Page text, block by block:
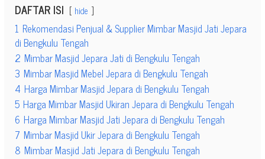
DAFTAR ISI hide
1 Rekomendasi Penjual & Supplier Mimbar Masjid Jati Jepara
di Bengkulu Tengah
2 Mimbar Masjid Jepara Jati di Bengkulu Tengah
3 Mimbar Masjid Mebel Jepara di Bengkulu Tengah
4 Harga Mimbar Masjid Jepara di Bengkulu Tengah
5 Harga Mimbar Masjid Ukiran Jepara di Bengkulu Tengah
6 Harga Mimbar Masjid Jati Jepara di Bengkulu Tengah
7 Mimbar Masjid Ukir Jepara di Bengkulu Tengah
8 Mimbar Masjid Jati Jepara di Bengkulu Tengah